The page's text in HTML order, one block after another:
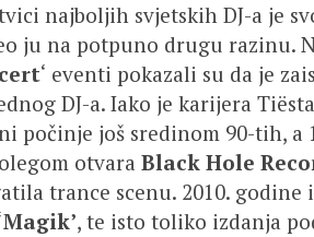
najboljih svjetskih DJ-a je
ju na potpuno drugu razinu.
‘ eventi pokazali su da je
DJ-a. Iako je karijera
počinje još sredinom 90-tih,
otvara Black Hole
trance scenu. 2010. godine
Magik’, te isto toliko izdanja